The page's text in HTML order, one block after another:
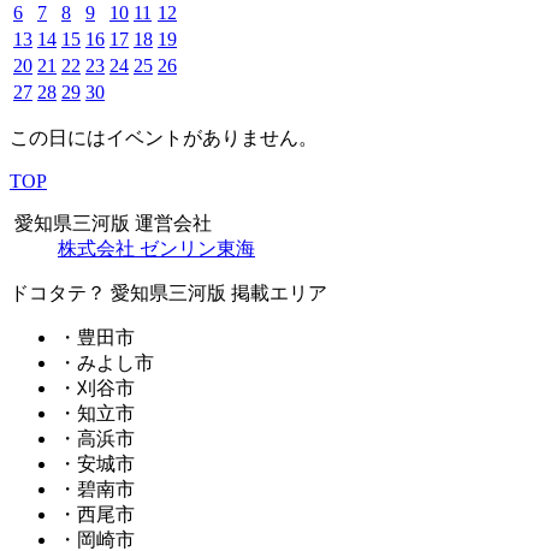
6
7 8 9 10 11 12
13 14 15 16 17 18 19
20 21 22 23 24 25 26
27 28 29 30
この日にはイベントがありません。
TOP
愛知県三河版 運営会社
株式会社 ゼンリン東海
ドコタテ？ 愛知県三河版 掲載エリア
・豊田市
・みよし市
・刈谷市
・知立市
・高浜市
・安城市
・碧南市
・西尾市
・岡崎市